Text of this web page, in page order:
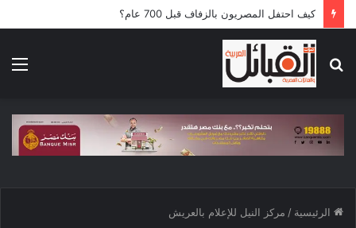
كيف احتفل المصريون بالزفاف قبل 700 عام؟
عن
الرئيسية / مركز النيل للإعلام بالعريش